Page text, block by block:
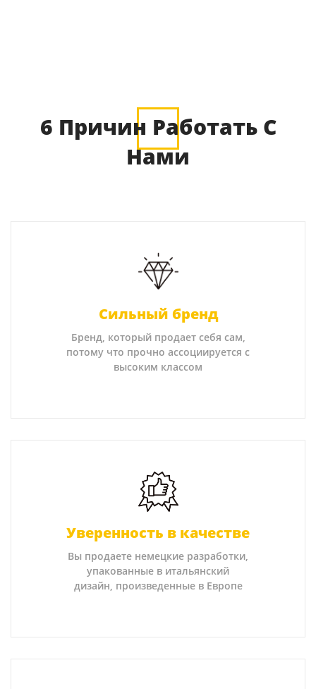
6 Причин Работать С
Нами
Сильный бренд
Бренд, который продает себя сам,
потому что прочно ассоциируется с
высоким классом
Уверенность в качестве
Вы продаете немецкие разработки,
упакованные в итальянский
дизайн, произведенные в Европе